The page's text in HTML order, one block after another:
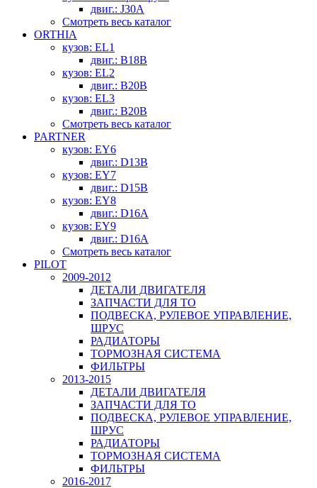
двиг.: J30A
Смотреть весь каталог
ORTHIA
кузов: EL1
двиг.: B18B
кузов: EL2
двиг.: B20B
кузов: EL3
двиг.: B20B
Смотреть весь каталог
PARTNER
кузов: EY6
двиг.: D13B
кузов: EY7
двиг.: D15B
кузов: EY8
двиг.: D16A
кузов: EY9
двиг.: D16A
Смотреть весь каталог
PILOT
2009-2012
ДЕТАЛИ ДВИГАТЕЛЯ
ЗАПЧАСТИ ДЛЯ ТО
ПОДВЕСКА, РУЛЕВОЕ УПРАВЛЕНИЕ,
ШРУС
РАДИАТОРЫ
ТОРМОЗНАЯ СИСТЕМА
ФИЛЬТРЫ
2013-2015
ДЕТАЛИ ДВИГАТЕЛЯ
ЗАПЧАСТИ ДЛЯ ТО
ПОДВЕСКА, РУЛЕВОЕ УПРАВЛЕНИЕ,
ШРУС
РАДИАТОРЫ
ТОРМОЗНАЯ СИСТЕМА
ФИЛЬТРЫ
2016-2017